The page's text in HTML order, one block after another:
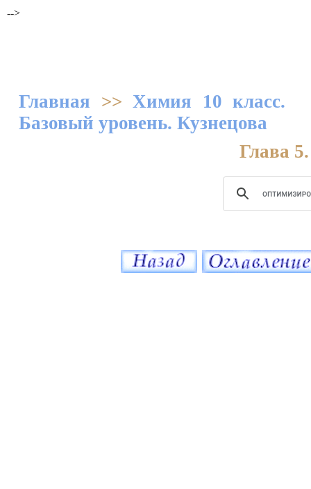
-->
Главная >> Химия 10 класс.
Базовый уровень. Кузнецова
Глава